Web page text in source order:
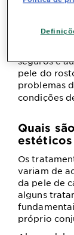
na nossa
seguros e
pele do
problemas
condições
Quais
estéticos
Os
variam de
da pele de
alguns
próprio